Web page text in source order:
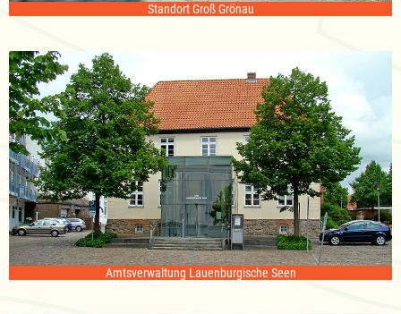
Standort Groß Grönau
Amtsverwaltung Lauenburgische Seen